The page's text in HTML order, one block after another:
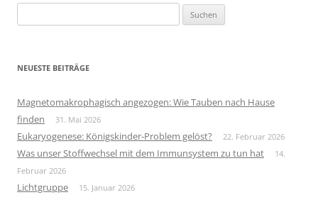
nach:
NEUESTE BEITRÄGE
Magnetomakrophagisch angezogen: Wie Tauben nach Hause
finden
31. Mai 2026
Eukaryogenese: Königskinder-Problem gelöst? 22. Februar 2026
Was unser Stoffwechsel mit dem Immunsystem zu tun hat
14.
Februar 2026
Lichtgruppe 15. Januar 2026